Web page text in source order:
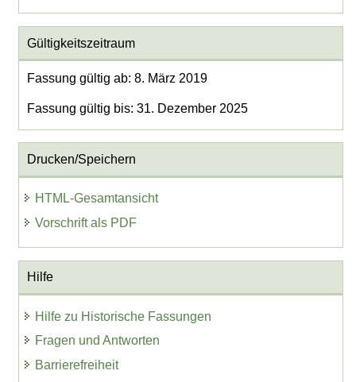
Gültigkeitszeitraum
Fassung gültig ab: 8. März 2019
Fassung gültig bis: 31. Dezember 2025
Drucken/Speichern
HTML-Gesamtansicht
Vorschrift als PDF
Hilfe
Hilfe zu Historische Fassungen
Fragen und Antworten
Barrierefreiheit